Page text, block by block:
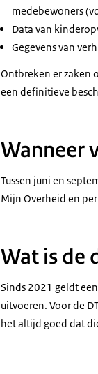
medebewoners
Data van
Gegevens van
Ontbreken er zaken
een definitieve
Wanneer
Tussen juni en
Mijn Overheid en
Wat is de
Sinds 2021 geldt
uitvoeren. Voor de
het altijd goed dat